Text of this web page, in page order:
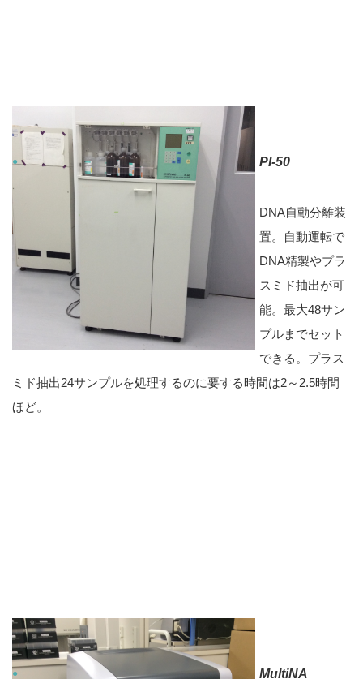
PI-50
DNA自動分離装
置。自動運転で
DNA精製やプラ
スミド抽出が可
能。最大48サン
プルまでセット
できる。プラス
ミド抽出24サンプルを処理するのに要する時間は2～2.5時間
ほど。
MultiNA